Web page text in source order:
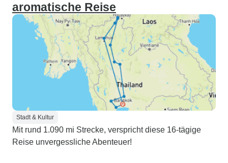
aromatische Reise
Stadt & Kultur
Mit rund 1.090 mi Strecke, verspricht diese 16-tägige
Reise unvergessliche Abenteuer!